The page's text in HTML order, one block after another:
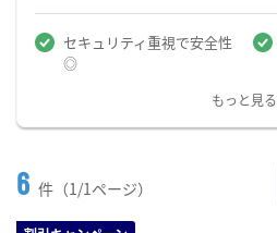
セキュリティ重視で安全性
◎
もっと見る
6 件（1/1ページ）